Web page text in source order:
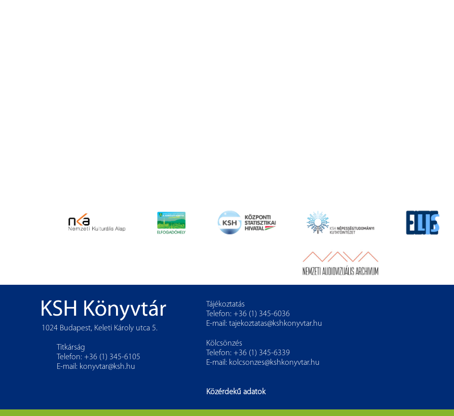
1024 Budapest, Keleti Károly utca 5.
Titkárság
Telefon: +36 (1) 345-6105
E-mail: konyvtar@ksh.hu
Tájékoztatás
Telefon: +36 (1) 345-6036
E-mail: tajekoztatas@kshkonyvtar.hu
Kölcsönzés
Telefon: +36 (1) 345-6339
E-mail: kolcsonzes@kshkonyvtar.hu
Közérdekű adatok